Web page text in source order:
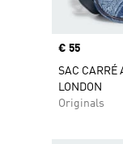
Prix
€ 55
SAC CARRÉ
LONDON
Originals